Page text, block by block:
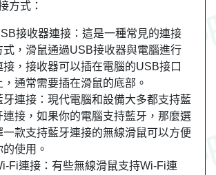
方式：
接收器連接：這是一種常見的連接
式，滑鼠通過USB接收器與電腦進行
接，接收器可以插在電腦的USB接口
，通常需要插在滑鼠的底部。
牙連接：現代電腦和設備大多都支持藍
連接，如果你的電腦支持藍牙，那麼選
一款支持藍牙連接的無線滑鼠可以方便
的使用。
Fi連接：有些無線滑鼠支持Wi-Fi連